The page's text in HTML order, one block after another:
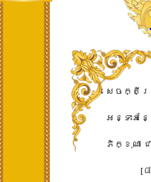
សេចក្តី​
អន្ទះអន្
ភិក្ខុ​ណា​
[